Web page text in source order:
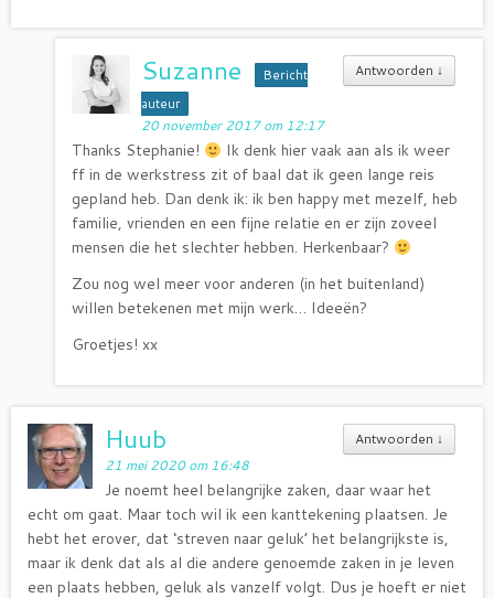
Antwoorden ↓
Suzanne
Bericht
auteur
20 november 2017 om 12:17
Thanks Stephanie!
Ik denk hier vaak aan als ik weer
ff in de werkstress zit of baal dat ik geen lange reis
gepland heb. Dan denk ik: ik ben happy met mezelf, heb
familie, vrienden en een fijne relatie en er zijn zoveel
mensen die het slechter hebben. Herkenbaar?
Zou nog wel meer voor anderen (in het buitenland)
willen betekenen met mijn werk… Ideeën?
Groetjes! xx
Antwoorden ↓
Huub
21 mei 2020 om 16:48
Je noemt heel belangrijke zaken, daar waar het
echt om gaat. Maar toch wil ik een kanttekening plaatsen. Je
hebt het erover, dat ‘streven naar geluk’ het belangrijkste is,
maar ik denk dat als al die andere genoemde zaken in je leven
een plaats hebben, geluk als vanzelf volgt. Dus je hoeft er niet